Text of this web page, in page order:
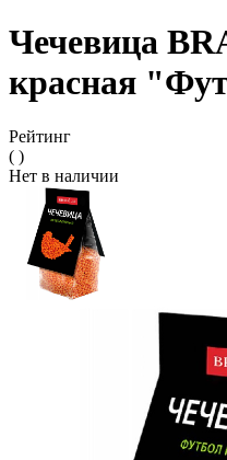
Чечевица
красная
Рейтинг
( )
Нет в наличии